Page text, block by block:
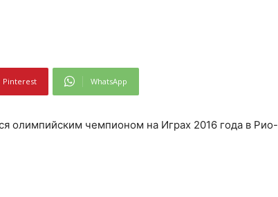
Pinterest WhatsApp
олимпийским чемпионом на Играх 2016 года в Рио-